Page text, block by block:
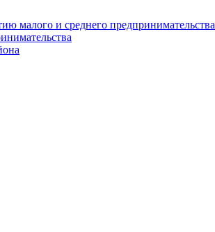
малого и среднего предпринимательства